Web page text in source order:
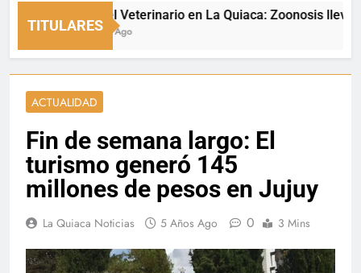
TITULARES
Día del Veterinario en La Quiaca: Zoonosis llevó
2 Horas Ago
ACTUALIDAD
Fin de semana largo: El
turismo generó 145
millones de pesos en Jujuy
La Quiaca Noticias 5 Años Ago 0 3 Mins